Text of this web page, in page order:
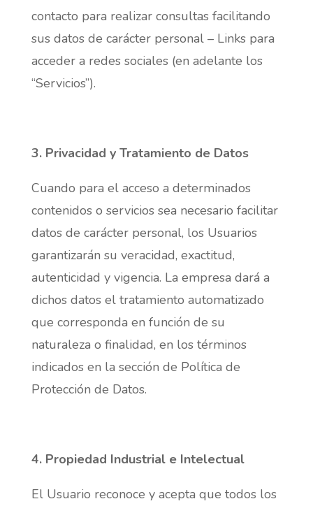
contacto para realizar consultas facilitando
sus datos de carácter personal – Links para
acceder a redes sociales (en adelante los
“Servicios”).
3. Privacidad y Tratamiento de Datos
Cuando para el acceso a determinados
contenidos o servicios sea necesario facilitar
datos de carácter personal, los Usuarios
garantizarán su veracidad, exactitud,
autenticidad y vigencia. La empresa dará a
dichos datos el tratamiento automatizado
que corresponda en función de su
naturaleza o finalidad, en los términos
indicados en la sección de Política de
Protección de Datos.
4. Propiedad Industrial e Intelectual
El Usuario reconoce y acepta que todos los